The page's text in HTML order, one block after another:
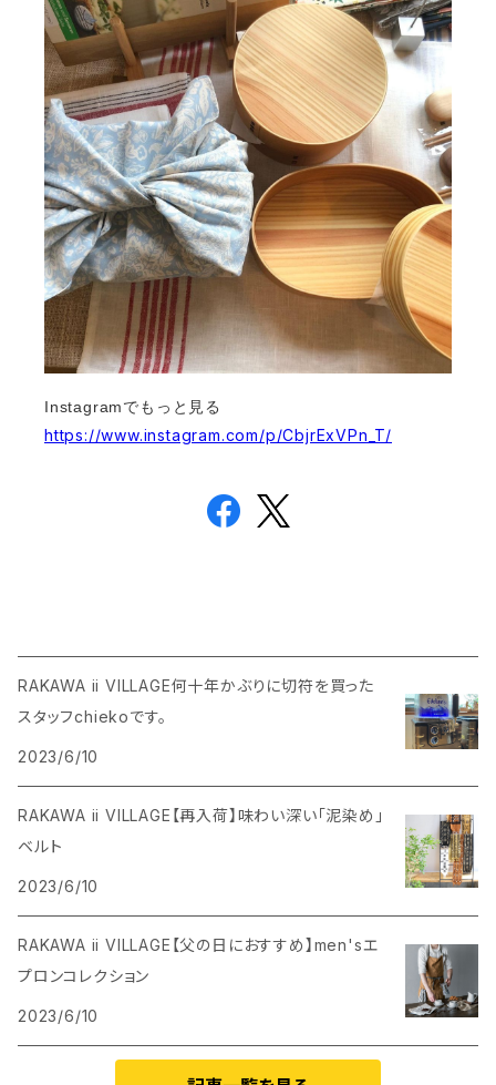
Instagramでもっと見る
https://www.instagram.com/p/CbjrExVPn_T/
RAKAWA ii VILLAGE何十年かぶりに切符を買った
スタッフchiekoです。
2023/6/10
RAKAWA ii VILLAGE【再入荷】味わい深い「泥染め」
ベルト
2023/6/10
RAKAWA ii VILLAGE【父の日におすすめ】men'sエ
プロンコレクション
2023/6/10